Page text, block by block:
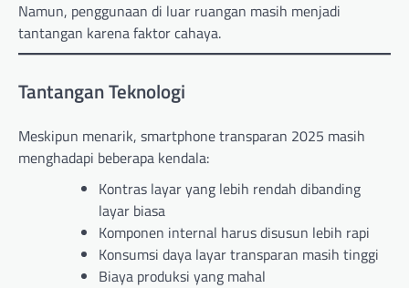
Namun, penggunaan di luar ruangan masih menjadi
tantangan karena faktor cahaya.
Tantangan Teknologi
Meskipun menarik, smartphone transparan 2025 masih
menghadapi beberapa kendala:
Kontras layar yang lebih rendah dibanding
layar biasa
Komponen internal harus disusun lebih rapi
Konsumsi daya layar transparan masih tinggi
Biaya produksi yang mahal